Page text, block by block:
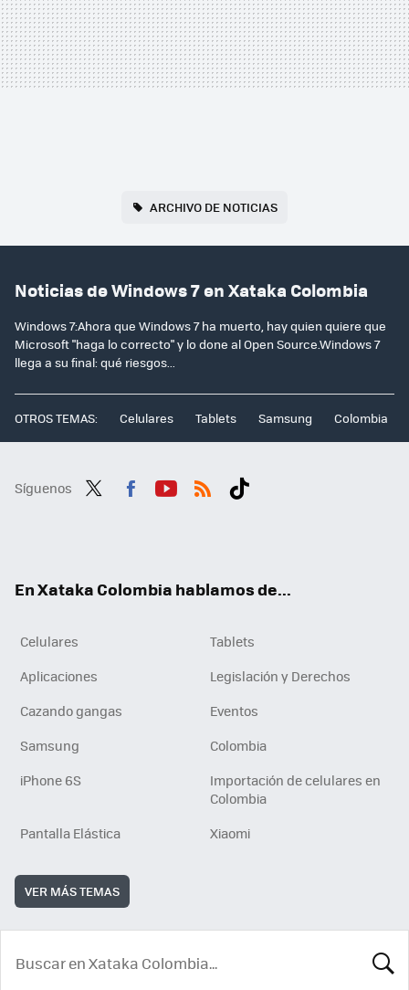
ARCHIVO DE NOTICIAS
Noticias de Windows 7 en Xataka Colombia
Windows 7:Ahora que Windows 7 ha muerto, hay quien quiere que
Microsoft "haga lo correcto" y lo done al Open Source.Windows 7
llega a su final: qué riesgos...
OTROS TEMAS: Celulares Tablets Samsung Colombia
Síguenos
En Xataka Colombia hablamos de...
Celulares
Tablets
Aplicaciones
Legislación y Derechos
Cazando gangas
Eventos
Samsung
Colombia
iPhone 6S
Importación de celulares en
Colombia
Pantalla Elástica
Xiaomi
VER MÁS TEMAS